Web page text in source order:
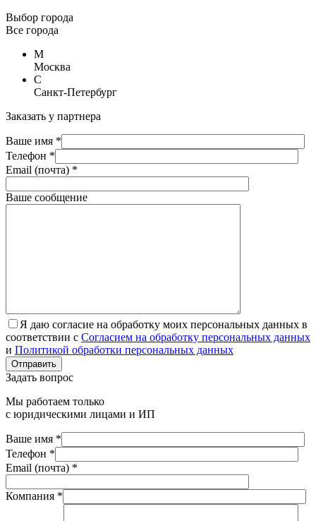
Выбор города
Все города
М
Москва
С
Санкт-Петербург
Заказать у партнера
Ваше имя *
Телефон *
Email (почта) *
Ваше сообщение
Я даю согласие на обработку моих персональных данных в
соответствии с Согласием на обработку персональных данных
и Политикой обработки персональных данных
Отправить
Задать вопрос
Мы работаем только
с юридическими лицами и ИП
Ваше имя *
Телефон *
Email (почта) *
Компания *